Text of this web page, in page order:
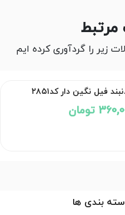
زیر را گردآوری کرده ایم
فیل نگین دار کد۲۸۵۱
تومان
بندی ها